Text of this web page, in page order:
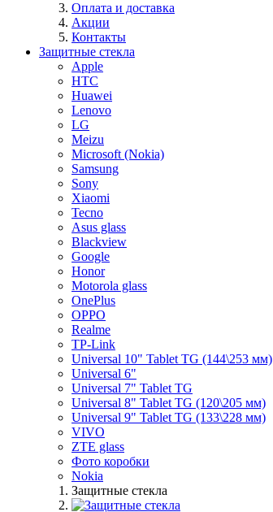
Оплата и доставка
Акции
Контакты
Защитные стекла
Apple
HTC
Huawei
Lenovo
LG
Meizu
Microsoft (Nokia)
Samsung
Sony
Xiaomi
Tecno
Asus glass
Blackview
Google
Honor
Motorola glass
OnePlus
OPPO
Realme
TP-Link
Universal 10" Tablet TG (144\253 мм)
Universal 6"
Universal 7" Tablet TG
Universal 8" Tablet TG (120\205 мм)
Universal 9" Tablet TG (133\228 мм)
VIVO
ZTE glass
Фото коробки
Nokia
Защитные стекла